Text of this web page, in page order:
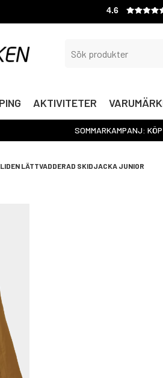
4.6
AKTIVITETER
SOMMARKAMPANJ:
LÄTTVADDERAD SKIDJACKA JUNIOR